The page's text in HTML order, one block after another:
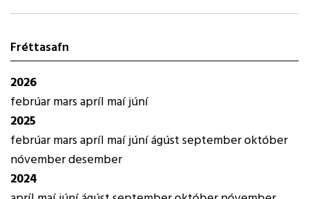
Fréttasafn
2026
febrúarmarsapríl maíjúní
2025
febrúarmarsapríl maíjúníágústseptemberoktóber
nóvemberdesember
2024